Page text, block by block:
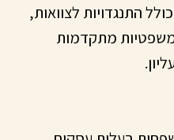
התנגדויות לצוואות,
משפטיות מתקדמות